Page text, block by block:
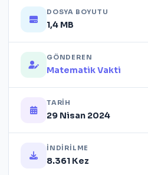
DOSYA BOYUTU
1,4 MB
GÖNDEREN
Matematik Vakti
TARIH
29 Nisan 2024
İNDIRILME
8.361 Kez